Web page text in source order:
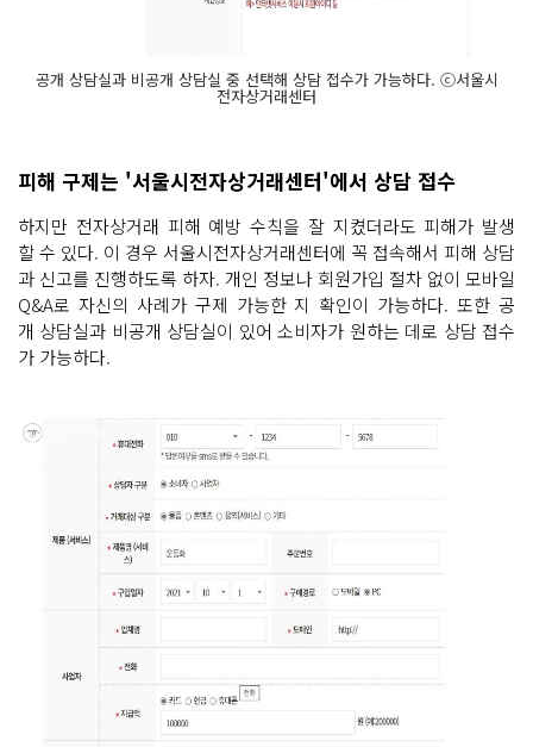
공개 상담실과 비공개 상담실 중 선택해 상담 접수가 가능하다. ⓒ서울시
전자상거래센터
피해 구제는 '서울시전자상거래센터'에서 상담 접수
하지만 전자상거래 피해 예방 수칙을 잘 지켰더라도 피해가 발생
할 수 있다. 이 경우 서울시전자상거래센터에 꼭 접속해서 피해 상담
과 신고를 진행하도록 하자. 개인 정보나 회원가입 절차 없이 모바일
Q&A로 자신의 사례가 구제 가능한 지 확인이 가능하다. 또한 공
개 상담실과 비공개 상담실이 있어 소비자가 원하는 데로 상담 접수
가 가능하다.